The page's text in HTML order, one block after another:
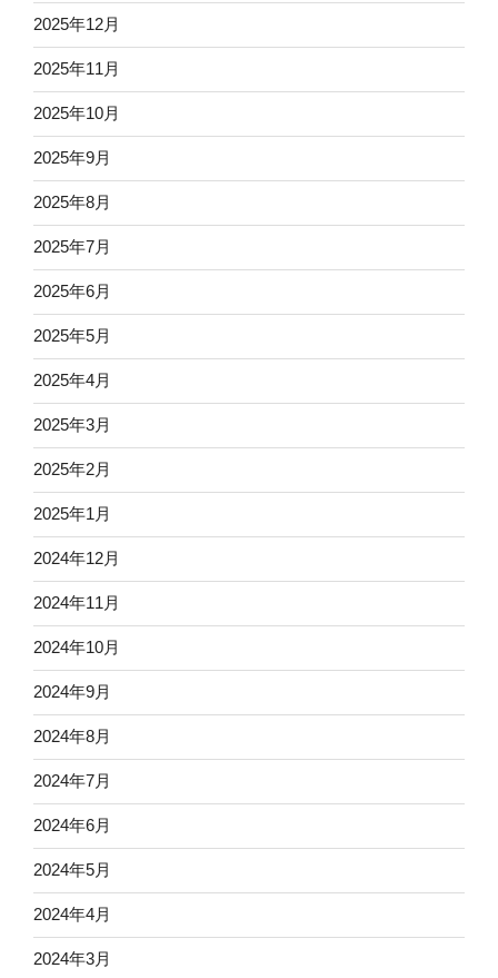
2025年12月
2025年11月
2025年10月
2025年9月
2025年8月
2025年7月
2025年6月
2025年5月
2025年4月
2025年3月
2025年2月
2025年1月
2024年12月
2024年11月
2024年10月
2024年9月
2024年8月
2024年7月
2024年6月
2024年5月
2024年4月
2024年3月